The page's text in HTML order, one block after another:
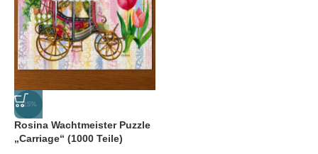
-25%
Rosina Wachtmeister Puzzle
„Carriage“ (1000 Teile)